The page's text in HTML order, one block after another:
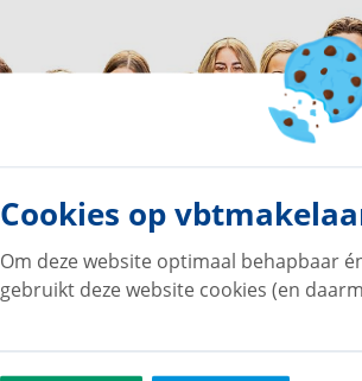
Cookies op
Om deze website optimaal behapbaar
gebruikt deze website cookies (en